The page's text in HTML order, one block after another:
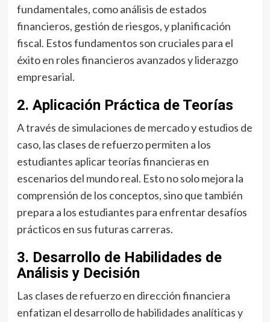
fundamentales, como análisis de estados
financieros, gestión de riesgos, y planificación
fiscal. Estos fundamentos son cruciales para el
éxito en roles financieros avanzados y liderazgo
empresarial.
2. Aplicación Práctica de Teorías
A través de simulaciones de mercado y estudios de
caso, las clases de refuerzo permiten a los
estudiantes aplicar teorías financieras en
escenarios del mundo real. Esto no solo mejora la
comprensión de los conceptos, sino que también
prepara a los estudiantes para enfrentar desafíos
prácticos en sus futuras carreras.
3. Desarrollo de Habilidades de
Análisis y Decisión
Las clases de refuerzo en dirección financiera
enfatizan el desarrollo de habilidades analíticas y